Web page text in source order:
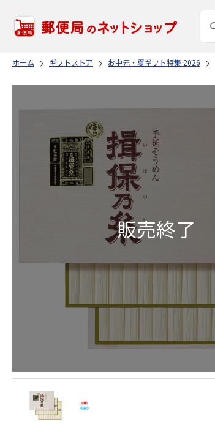
ホーム ギフトストア お中元・夏ギフト特集 2026